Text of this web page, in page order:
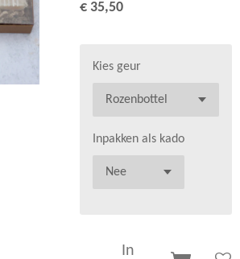
€ 35,50
Kies geur
Inpakken als kado
In